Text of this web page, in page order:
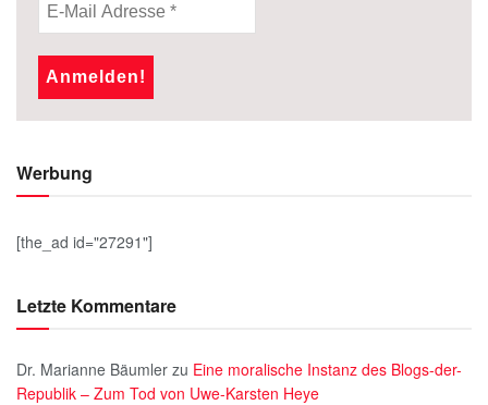
Werbung
[the_ad id="27291"]
Letzte Kommentare
Dr. Marianne Bäumler zu Eine moralische Instanz des Blogs-der-
Republik – Zum Tod von Uwe-Karsten Heye